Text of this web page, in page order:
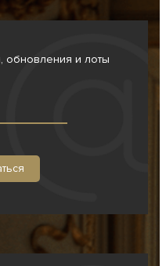
обновления и лоты